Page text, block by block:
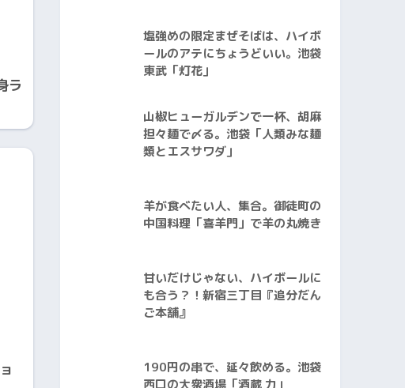
ラ
塩強めの限定まぜそばは、ハイボ
ールのアテにちょうどいい。池袋
東武「灯花」
山椒ヒューガルデンで一杯、胡麻
担々麺で〆る。池袋「人類みな麺
類とエスサワダ」
羊が食べたい人、集合。御徒町の
中国料理「喜羊門」で羊の丸焼き
甘いだけじゃない、ハイボールに
も合う？！新宿三丁目『追分だん
ご本舗』
190円の串で、延々飲める。池袋